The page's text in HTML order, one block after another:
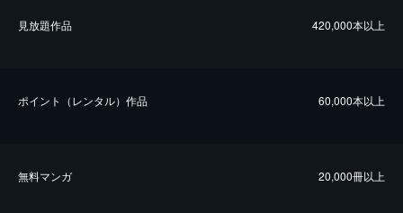
⾒放題作品 420,000本以上
ポイント（レンタル）作品 60,000本以上
無料マンガ 20,000冊以上